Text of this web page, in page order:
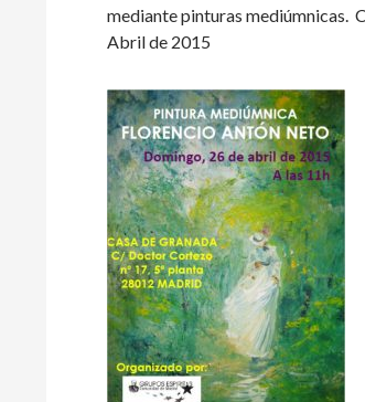
mediante pinturas mediúmnicas.
Abril de 2015